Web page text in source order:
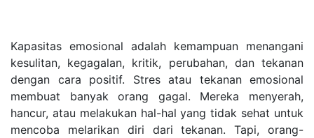
Kapasitas emosional adalah kemampuan menangani
kesulitan, kegagalan, kritik, perubahan, dan tekanan
dengan cara positif. Stres atau tekanan emosional
membuat banyak orang gagal. Mereka menyerah,
hancur, atau melakukan hal-hal yang tidak sehat untuk
mencoba melarikan diri dari tekanan. Tapi, orang-